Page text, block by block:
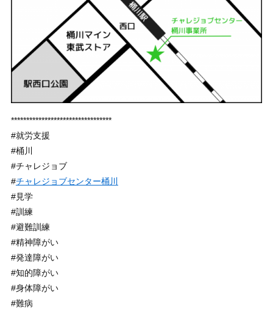
*********************************
#就労支援
#桶川
#チャレジョブ
#チャレジョブセンター桶川
#見学
#訓練
#避難訓練
#精神障がい
#発達障がい
#知的障がい
#身体障がい
#難病